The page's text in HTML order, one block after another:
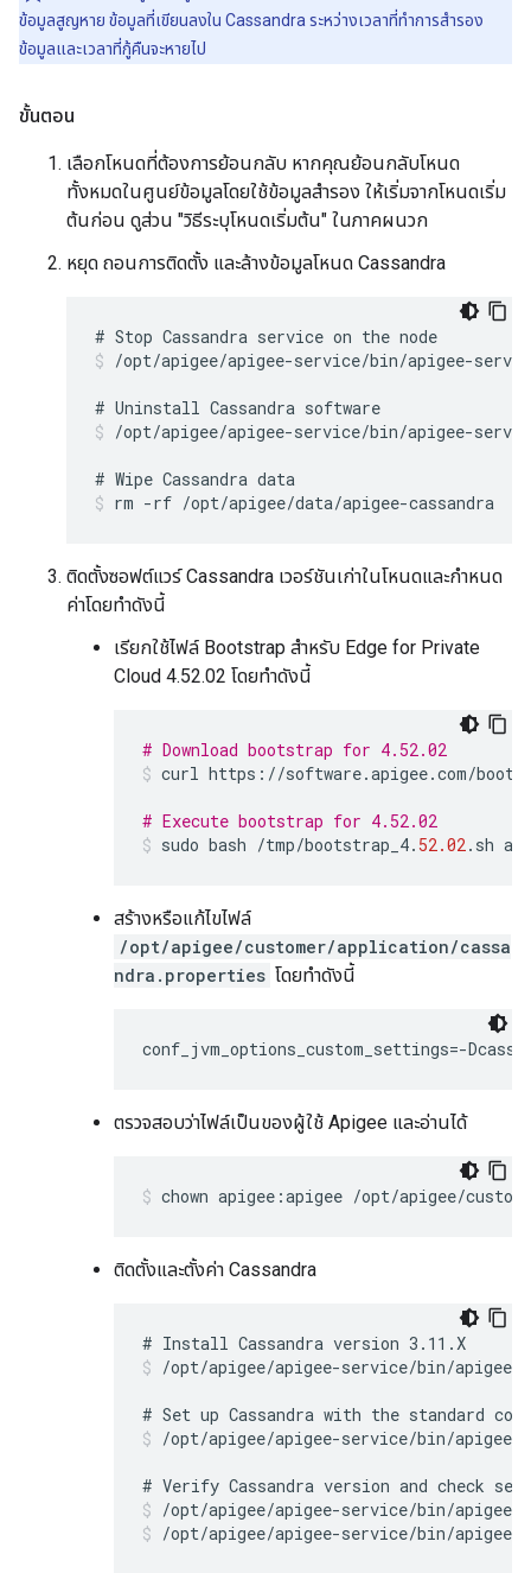
ข้อมูลสูญหาย ข้อมูลที่เขียนลงใน Cassandra ระหว่างเวลาที่ทำการสำรอง
ข้อมูลและเวลาที่กู้คืนจะหายไป
ขั้นตอน
เลือกโหนดที่ต้องการย้อนกลับ หากคุณย้อนกลับโหนด
ทั้งหมดในศูนย์ข้อมูลโดยใช้ข้อมูลสำรอง ให้เริ่มจากโหนดเริ่ม
ต้นก่อน ดูส่วน "วิธีระบุโหนดเริ่มต้น" ในภาคผนวก
หยุด ถอนการติดตั้ง และล้างข้อมูลโหนด Cassandra
/opt/apigee/apigee-service/bin/apigee-
/opt/apigee/apigee-service/bin/apigee-
rm -rf /opt/apigee/data/apigee-cassandra
ติดตั้งซอฟต์แวร์ Cassandra เวอร์ชันเก่าในโหนดและกำหนด
ค่าโดยทำดังนี้
เรียกใช้ไฟล์ Bootstrap สำหรับ Edge for Private
Cloud 4.52.02 โดยทำดังนี้
# Download bootstrap for 4.52.02
curl https : //software.apigee.com/
# Execute bootstrap for 4.52.02
sudo bash /tmp/bootstrap_4. 52.02. sh
สร้างหรือแก้ไขไฟล์
/opt/apigee/customer/application/cassa
ndra.properties โดยทำดังนี้
conf_jvm_options_custom_settings=-
ตรวจสอบว่าไฟล์เป็นของผู้ใช้ Apigee และอ่านได้
chown apigee:apigee /opt/apigee/
ติดตั้งและตั้งค่า Cassandra
/opt/apigee/apigee-service/bin/
/opt/apigee/apigee-service/bin/
/opt/apigee/apigee-service/bin/apigee-
/opt/apigee/apigee-service/bin/apigee-